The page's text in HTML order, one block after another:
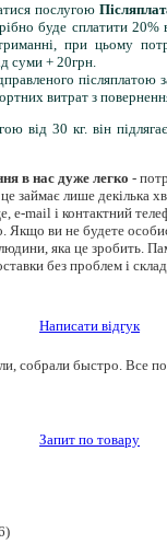
послугою
буде сплатити 20%
при цьому
суми + 20грн.
витрат з
від 30 кг. він
в нас дуже легко -
займає лише декілька
e-mail і контактний
Якщо ви не будете
яка це зробить.
без проблем і
Написати відгук
собрали быстро. Все
Запит по товару
)